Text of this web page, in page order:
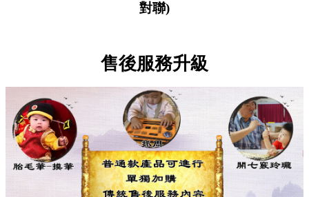
對聯)
售後服務升級